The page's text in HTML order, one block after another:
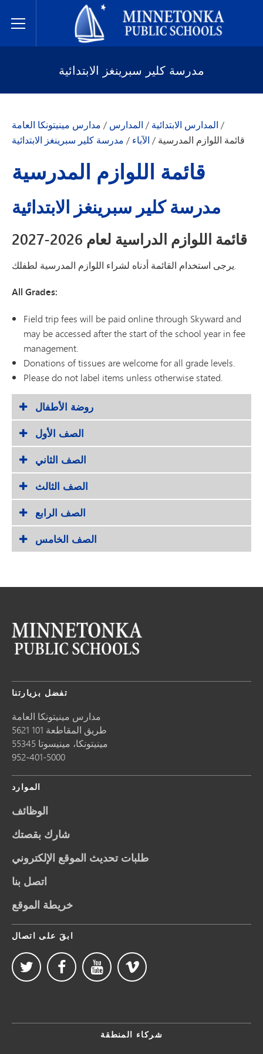
Toggle Menu
مدارس مينيتونكا العامة
مدرسة كلير سبرينغز الابتدائية
مدارس مينيتونكا العامة / المدارس / المدارس الابتدائية /
مدرسة كلير سبرينغز الابتدائية / الآباء / قائمة اللوازم المدرسية
قائمة اللوازم المدرسية
مدرسة كلير سبرينغز الابتدائية
قائمة اللوازم الدراسية لعام 2026-2027
يرجى استخدام القائمة أدناه لشراء اللوازم المدرسية لطفلك.
All Grades:
Field trip fees will be paid online through Skyward and
may be accessed after the start of the school year in fee
management.
Donations of tissues are welcome for all grade levels.
Please do not label items unless otherwise stated.
روضة الأطفال
الصف الأول
الصف الثاني
الصف الثالث
الصف الرابع
الصف الخامس
تفضل بزيارتنا
مدارس مينيتونكا العامة
5621 طريق المقاطعة 101
مينيتونكا، مينيسوتا 55345
952-401-5000
الموارد
الوظائف
شارك بقصتك
طلبات تحديث الموقع الإلكتروني
اتصل بنا
خريطة الموقع
ابقَ على اتصال
شركاء المنطقة